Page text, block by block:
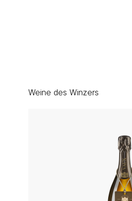
Weine des Winzers